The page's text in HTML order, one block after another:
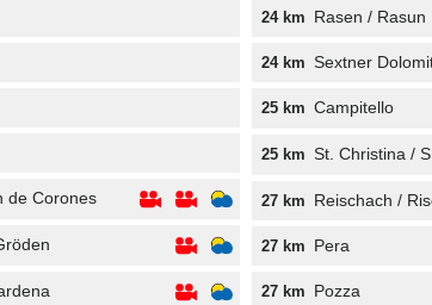
de Corones
24 km Rasen / Rasun
24 km Sextner
25 km Campitello
25 km St. Christina /
27 km Reischach /
27 km Pera
27 km Pozza